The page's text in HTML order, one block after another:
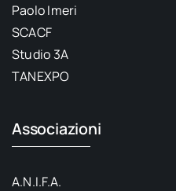
Paolo Imeri
SCACF
Studio 3A
TANEXPO
Associazioni
A.N.I.F.A.